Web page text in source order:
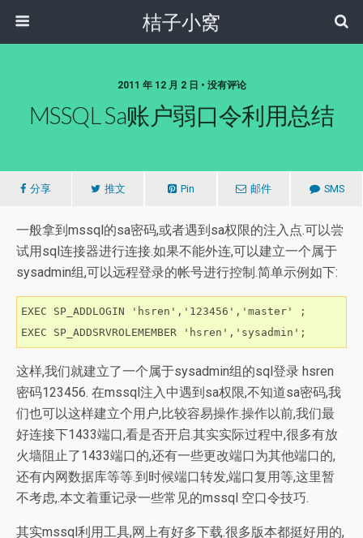
桔子小窝
2011 年 12 月 2 日 • 没有评论
MSSQL Sa账户弱口令利用总结
分享 推文 Pin 邮件 SMS
一般拿到mssql的sa密码,或者遇到sa权限的注入点.可以尝
试用sql连接器进行连接.如果不能外连,可以建立一个属于
sysadmin组,可以远程登录的帐号进行控制.简单示例如下:
EXEC SP_ADDLOGIN 'hsren','123456','master' ;
EXEC SP_ADDSRVROLEMEMBER 'hsren','sysadmin';
这样,我们就建立了一个属于sysadmin组的sql登录 hsren
密码123456. 在mssql注入中遇到sa权限,不知道sa密码,我
们也可以这样建立个用户,比较容易操作.操作以前,我们最
好连接下1433端口,看是否开启.其实实际过程中,很多有放
火墙阻止了1433端口的,还有一些更改端口为其他端口的,
还有内网数据库等等.到时候端口转发,端口复用等,这里暂
不考虑,.本文着重记录一些常见的mssql 空口令技巧.
其实mssql利用工具,网上有好多下载.很多版本都挺好用的,